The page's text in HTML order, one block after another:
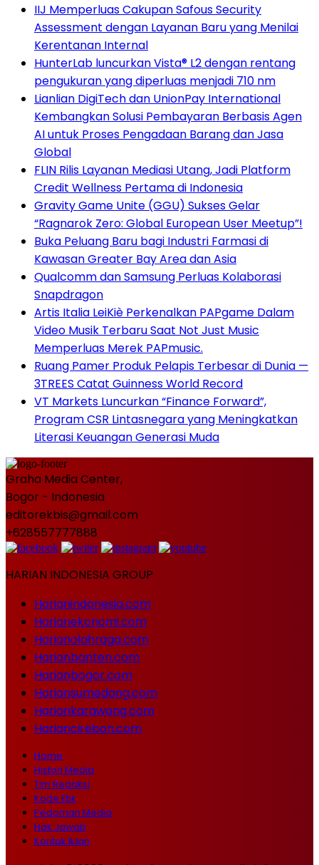
IIJ Memperluas Cakupan Safous Security
Assessment dengan Layanan Baru yang Menilai
Kerentanan Internal
HunterLab luncurkan Vista® L2 dengan rentang
pengukuran yang diperluas menjadi 710 nm
Lianlian DigiTech dan UnionPay International
Kembangkan Solusi Pembayaran Berbasis Agen
AI untuk Proses Pengadaan Barang dan Jasa
Global
FLIN Rilis Layanan Mediasi Utang, Jadi Platform
Credit Wellness Pertama di Indonesia
Gravity Game Unite (GGU) Sukses Gelar
“Ragnarok Zero: Global European User Meetup”!
Buka Peluang Baru bagi Industri Farmasi di
Kawasan Greater Bay Area dan Asia
Qualcomm dan Samsung Perluas Kolaborasi
Snapdragon
Artis Italia LeiKiè Perkenalkan PAPgame Dalam
Video Musik Terbaru Saat Not Just Music
Memperluas Merek PAPmusic.
Ruang Pamer Produk Pelapis Terbesar di Dunia —
3TREES Catat Guinness World Record
VT Markets Luncurkan “Finance Forward”,
Program CSR Lintasnegara yang Meningkatkan
Literasi Keuangan Generasi Muda
Graha Media Center,
Bogor - Indonesia
editorekbis@gmail.com
+628557777888
HARIAN INDONESIA GROUP
Harianindonesia.com
Harianekonomi.com
Harianolahraga.com
Harianbanten.com
Harianbogor.com
Hariansumedang.com
Hariankarawang.com
Hariancirebon.com
Home
Histori Media
Tim Redaksi
Kode Etik
Pedoman Media
Hak Jawab
Kontak Iklan